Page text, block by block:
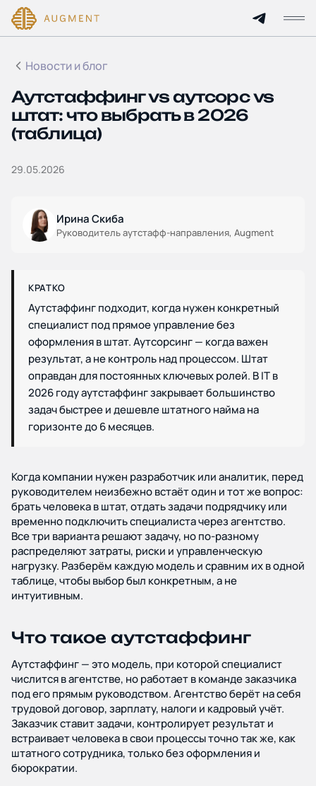
Главная
О компании
Кейсы
Партнерам
Отрасли
Блог и новости
Дополнительные услуги
Политика
конфиденциальности
Новости и блог
Аутстаффинг vs аутсорс vs
штат: что выбрать в 2026
(таблица)
29.05.2026
Ирина Скиба
Руководитель аутстафф-направления, Augment
КРАТКО
Аутстаффинг подходит, когда нужен конкретный
специалист под прямое управление без
оформления в штат. Аутсорсинг — когда важен
результат, а не контроль над процессом. Штат
оправдан для постоянных ключевых ролей. В IT в
2026 году аутстаффинг закрывает большинство
задач быстрее и дешевле штатного найма на
горизонте до 6 месяцев.
Когда компании нужен разработчик или аналитик, перед
руководителем неизбежно встаёт один и тот же вопрос:
брать человека в штат, отдать задачи подрядчику или
временно подключить специалиста через агентство.
Все три варианта решают задачу, но по-разному
распределяют затраты, риски и управленческую
нагрузку. Разберём каждую модель и сравним их в одной
таблице, чтобы выбор был конкретным, а не
интуитивным.
Что такое аутстаффинг
Аутстаффинг — это модель, при которой специалист
числится в агентстве, но работает в команде заказчика
под его прямым руководством. Агентство берёт на себя
трудовой договор, зарплату, налоги и кадровый учёт.
Заказчик ставит задачи, контролирует результат и
встраивает человека в свои процессы точно так же, как
штатного сотрудника, только без оформления и
бюрократии.